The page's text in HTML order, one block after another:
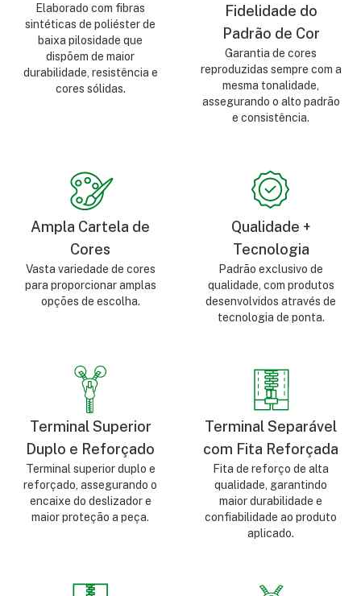
Elaborado com fibras
sintéticas de poliéster de
baixa pilosidade que
dispõem de maior
durabilidade, resistência e
cores sólidas.
Fidelidade do
Padrão de Cor
Garantia de cores
reproduzidas sempre com a
mesma tonalidade,
assegurando o alto padrão
e consistência.
Ampla Cartela de
Cores
Vasta variedade de cores
para proporcionar amplas
opções de escolha.
Qualidade +
Tecnologia
Padrão exclusivo de
qualidade, com produtos
desenvolvidos através de
tecnologia de ponta.
Terminal Superior
Duplo e Reforçado
Terminal superior duplo e
reforçado, assegurando o
encaixe do deslizador e
maior proteção a peça.
Terminal Separável
com Fita Reforçada
Fita de reforço de alta
qualidade, garantindo
maior durabilidade e
confiabilidade ao produto
aplicado.